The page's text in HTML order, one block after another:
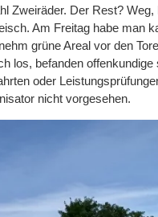
Zweiräder. Der Rest?
Am Freitag habe man
grüne Areal vor den
los, befanden
oder
nicht vorgesehen.